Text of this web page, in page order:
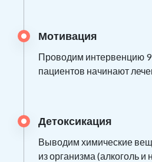
Мотивация
Проводим интервенцию 9
пациентов начинают
Детоксикация
Выводим химические
из организма (алкоголь и